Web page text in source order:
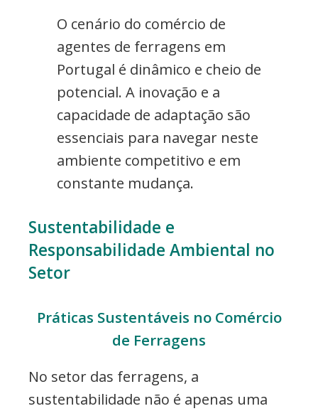
O cenário do comércio de
agentes de ferragens em
Portugal é dinâmico e cheio de
potencial. A inovação e a
capacidade de adaptação são
essenciais para navegar neste
ambiente competitivo e em
constante mudança.
Sustentabilidade e
Responsabilidade Ambiental no
Setor
Práticas Sustentáveis no Comércio
de Ferragens
No setor das ferragens, a
sustentabilidade não é apenas uma